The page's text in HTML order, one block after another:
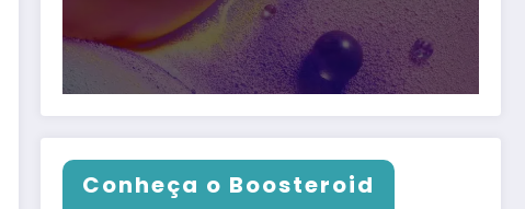
Conheça o Boosteroid